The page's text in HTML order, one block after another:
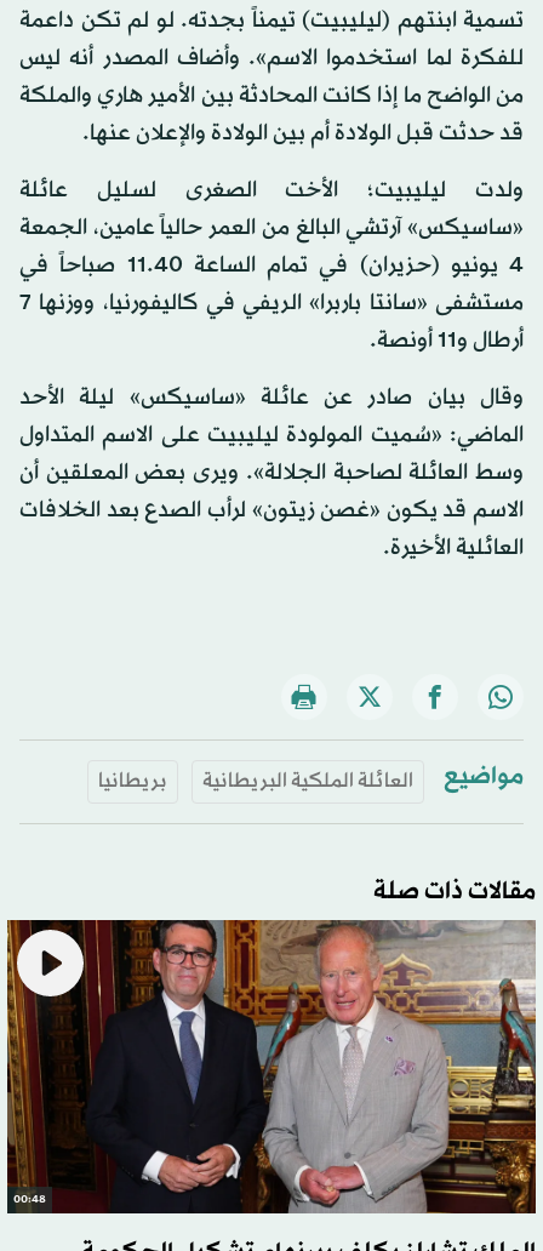
تسمية ابنتهم (ليليبيت) تيمناً بجدته. لو لم تكن داعمة
للفكرة لما استخدموا الاسم». وأضاف المصدر أنه ليس
من الواضح ما إذا كانت المحادثة بين الأمير هاري والملكة
قد حدثت قبل الولادة أم بين الولادة والإعلان عنها.
ولدت ليليبيت؛ الأخت الصغرى لسليل عائلة
«ساسيكس» آرتشي البالغ من العمر حالياً عامين، الجمعة
4 يونيو (حزيران) في تمام الساعة 11.40 صباحاً في
مستشفى «سانتا باربرا» الريفي في كاليفورنيا، ووزنها 7
أرطال و11 أونصة.
وقال بيان صادر عن عائلة «ساسيكس» ليلة الأحد
الماضي: «سُميت المولودة ليليبيت على الاسم المتداول
وسط العائلة لصاحبة الجلالة». ويرى بعض المعلقين أن
الاسم قد يكون «غصن زيتون» لرأب الصدع بعد الخلافات
العائلية الأخيرة.
مواضيع العائلة الملكية البريطانية بريطانيا
مقالات ذات صلة
00:48